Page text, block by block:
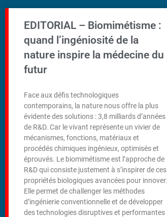
EDITORIAL – Biomimétisme :
quand l’ingéniosité de la
nature inspire la médecine du
futur
Face aux défis technologiques
contemporains, la nature nous offre la plus
évidente des solutions : 3,8 milliards d’années
de R&D. Car le vivant représente un vivier de
mécanismes, fonctions, matériaux et
procédés chimiques ingénieux, optimisés et
éprouvés. Le biomimétisme est l’approche de
R&D qui consiste justement à s’inspirer de ces
propriétés biologiques avancées pour innover.
Elle permet de challenger les méthodes
d’ingénierie conventionnelle et de développer
des technologies disruptives et performantes